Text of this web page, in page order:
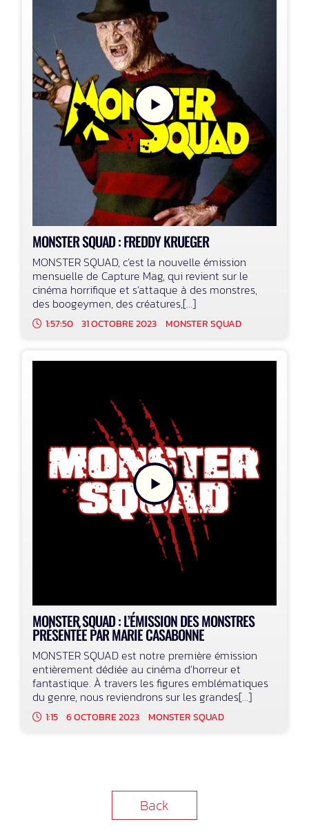
MONSTER SQUAD : FREDDY KRUEGER
MONSTER SQUAD, c’est la nouvelle émission
mensuelle de Capture Mag, qui revient sur le
cinéma horrifique et s’attaque à des monstres,
des boogeymen, des créatures,[...]
1:57:50 31 OCTOBRE 2023 MONSTER SQUAD
MONSTER SQUAD : L’ÉMISSION DES MONSTRES
PRÉSENTÉE PAR MARIE CASABONNE
MONSTER SQUAD est notre première émission
entièrement dédiée au cinéma d'horreur et
fantastique. À travers les figures emblématiques
du genre, nous reviendrons sur les grandes[...]
1:15 6 OCTOBRE 2023 MONSTER SQUAD
Back